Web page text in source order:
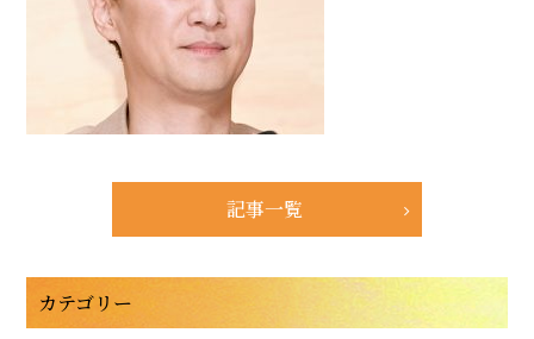
記事一覧
カテゴリー